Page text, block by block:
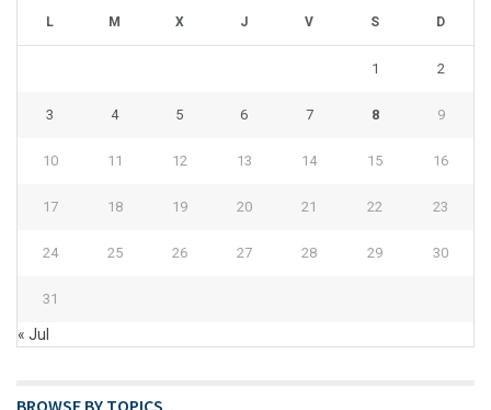
L M X J V S D
1 2
3 4 5 6 7 8 9
10 11 12 13 14 15 16
17 18 19 20 21 22 23
24 25 26 27 28 29 30
31
« Jul